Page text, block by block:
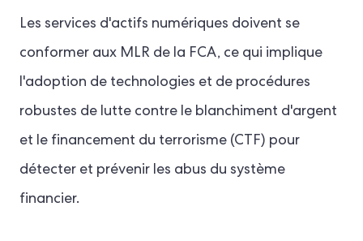
Les services d'actifs numériques doivent se
conformer aux MLR de la FCA, ce qui implique
l'adoption de technologies et de procédures
robustes de lutte contre le blanchiment d'argent
et le financement du terrorisme (CTF) pour
détecter et prévenir les abus du système
financier.